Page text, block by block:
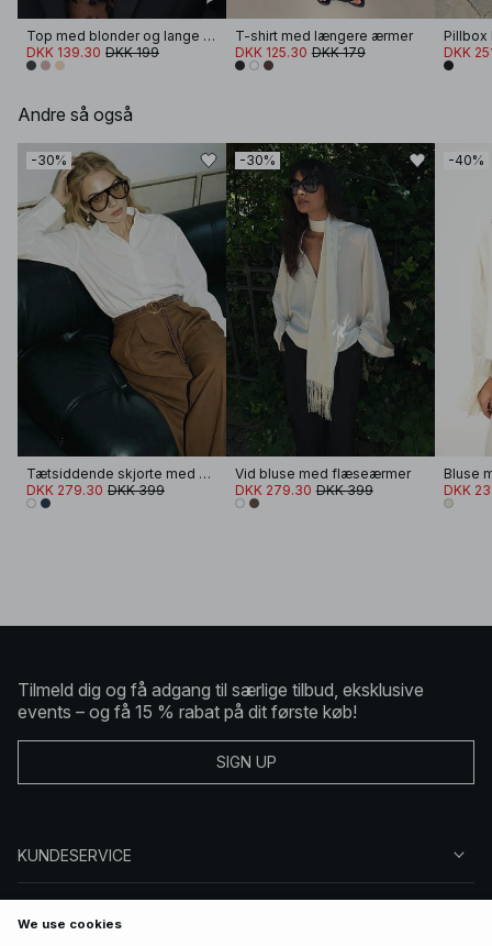
Top med blonder og lange ærmer
DKK 139.30 DKK 199
T-shirt med længere ærmer
DKK 125.30 DKK 179
Pillbox
DKK
Andre så også
-30%
Tætsiddende skjorte med skulderpuder
DKK 279.30 DKK 399
-30%
Vid bluse med flæseærmer
DKK 279.30 DKK 399
-40%
Bluse
DKK
Tilmeld dig og få adgang til særlige tilbud, eksklusive
events – og få 15 % rabat på dit første køb!
SIGN UP
KUNDESERVICE